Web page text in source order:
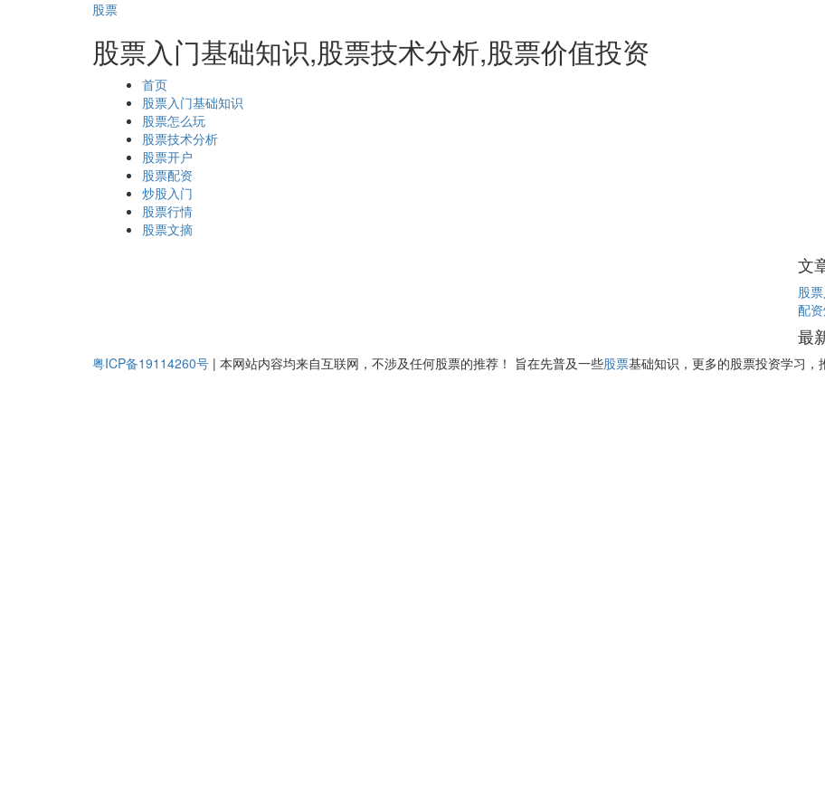
股票
股票入门基础知识,股票技术分析,股票价值投资
首页
股票入门基础知识
股票怎么玩
股票技术分析
股票开户
股票配资
炒股入门
股票行情
股票文摘
文
股
配资
最
粤ICP备19114260号 | 本网站内容均来自互联网，不涉及任何股票的推荐！ 旨在先普及一些股票基础知识，更多的股票投资学习，